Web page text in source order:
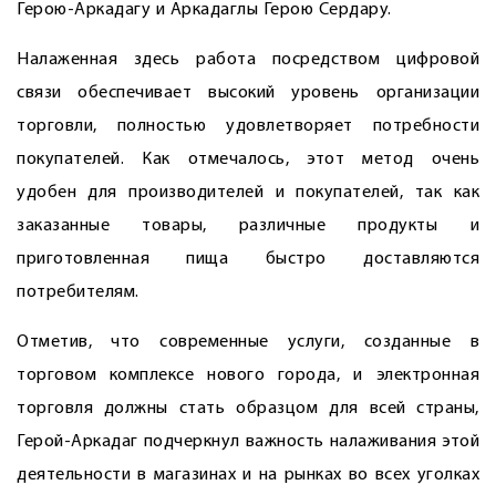
Герою-Аркадагу и Аркадаглы Герою Сердару.
Налаженная здесь работа посредством цифровой
связи обеспечивает высокий уровень организации
торговли, полностью удовлетворяет потребности
покупателей. Как отмечалось, этот метод очень
удобен для производителей и покупателей, так как
заказанные товары, различные продукты и
приготовленная пища быстро доставляются
потребителям.
Отметив, что современные услуги, созданные в
торговом комплексе нового города, и электронная
торговля должны стать образцом для всей страны,
Герой-Аркадаг подчеркнул важность налаживания этой
деятельности в магазинах и на рынках во всех уголках